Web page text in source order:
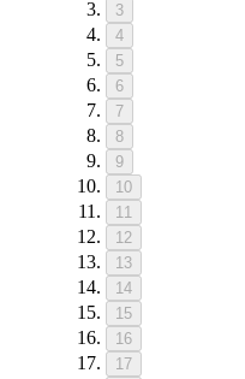
3
4
5
6
7
8
9
10
11
12
13
14
15
16
17